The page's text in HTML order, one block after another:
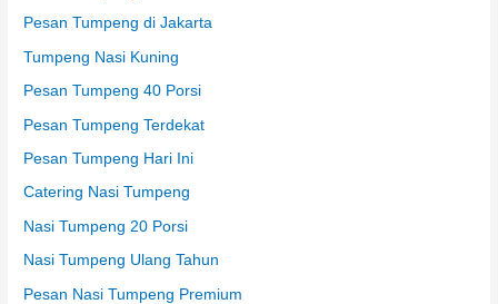
Pesan Tumpeng di Jakarta
Tumpeng Nasi Kuning
Pesan Tumpeng 40 Porsi
Pesan Tumpeng Terdekat
Pesan Tumpeng Hari Ini
Catering Nasi Tumpeng
Nasi Tumpeng 20 Porsi
Nasi Tumpeng Ulang Tahun
Pesan Nasi Tumpeng Premium